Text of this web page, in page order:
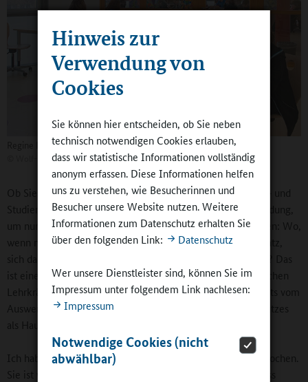
Hinweis zur
Verwendung von
Cookies
Sie können hier entscheiden, ob Sie neben
technisch notwendigen Cookies erlauben,
dass wir statistische Informationen vollständig
anonym erfassen. Diese Informationen helfen
uns zu verstehen, wie Besucherinnen und
Besucher unsere Website nutzen. Weitere
Informationen zum Datenschutz erhalten Sie
über den folgenden Link:
Datenschutz
Wer unsere Dienstleister sind, können Sie im
Impressum unter folgendem Link nachlesen:
Impressum
Notwendige Cookies (nicht
abwählbar)
Regine Hildebrandt-Gesamtschule in Birkenwerder
Wolf-Emanuel Linsenhoff
Ob Sie Sprachbildung oder Medienbildung nehmen, Berufs- und
Studienorientierung, Demokratiebildung oder kulturelle Bildung,
um nur einige beliebige übergreifende Themen auszuwählen: Wo,
wenn nicht in ganztägigen Angeboten, wäre der richtige Platz,
sich damit über den Unterricht hinaus auseinanderzusetzen? Das
ist eine Einladung an alle Beteiligten, die Kooperation zwischen
Lehrkräften und dem Personal in Ganztagsangeboten jenseits vom
Auswendiglernen europäischer Hauptstädte oder des Dreisatzes
als Hausaufgabe zum Unterricht zu vertiefen.
Ich habe die Bedeutung dieser Kooperation bereits angesprochen.
Sie ist von enormer Bedeutung auch im Hinblick darauf, dass